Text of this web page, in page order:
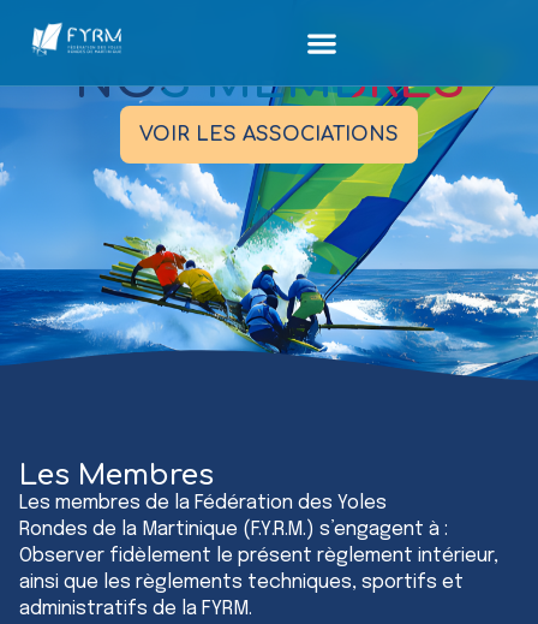
NOS MEMBRES
VOIR LES ASSOCIATIONS
Les Membres
Les membres de la Fédération des Yoles
Rondes de la Martinique (F.Y.R.M.) s’engagent à :
Observer fidèlement le présent règlement intérieur,
ainsi que les règlements techniques, sportifs et
administratifs de la FYRM.